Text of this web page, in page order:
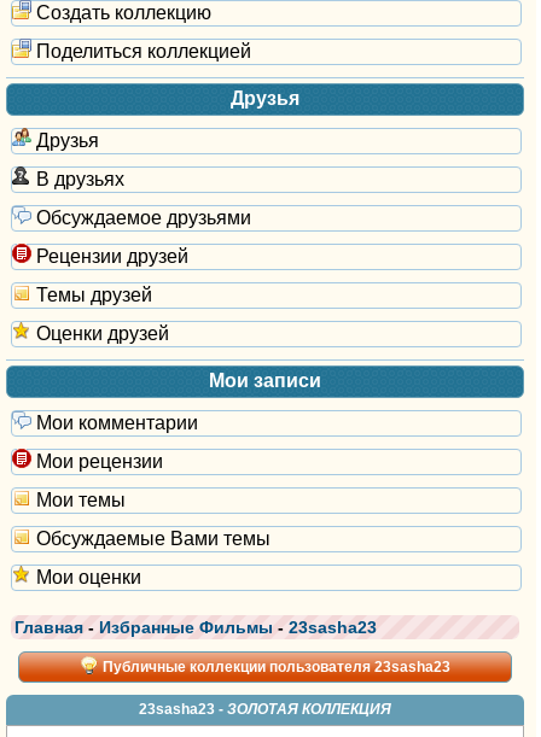
Создать коллекцию
Поделиться коллекцией
Друзья
Друзья
В друзьях
Обсуждаемое друзьями
Рецензии друзей
Темы друзей
Оценки друзей
Мои записи
Мои комментарии
Мои рецензии
Мои темы
Обсуждаемые Вами темы
Мои оценки
Главная - Избранные Фильмы - 23sasha23
Публичные коллекции пользователя 23sasha23
23sasha23 -ЗОЛОТАЯ КОЛЛЕКЦИЯ